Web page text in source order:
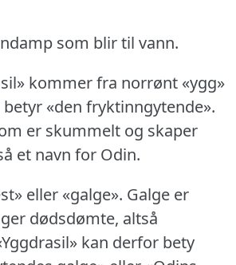
som blir til vann.
kommer fra norrønt «ygg»
betyr «den fryktinngytende».
er skummelt og skaper
et navn for Odin.
eller «galge». Galge er
dødsdømte, altså
kan derfor bety